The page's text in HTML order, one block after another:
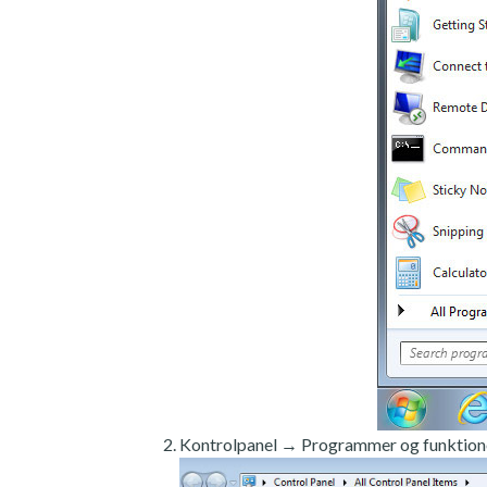
Kontrolpanel → Programmer og